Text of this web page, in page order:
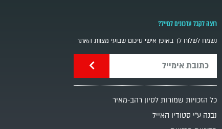
רוצה לקבל עדכונים למייל?
נשמח לשלוח לך באופן אישי סיכום שבועי מצוות האתר
כל הזכויות שמורות לסיון רהב-מאיר
נבנה ע"י סטודיו האייל